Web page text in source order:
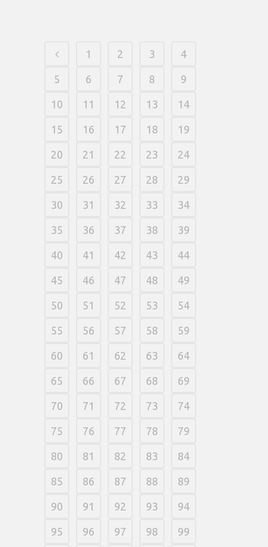
1 2 3 4
5 6 7 8 9
10 11 12 13 14
15 16 17 18 19
20 21 22 23 24
25 26 27 28 29
30 31 32 33 34
35 36 37 38 39
40 41 42 43 44
45 46 47 48 49
50 51 52 53 54
55 56 57 58 59
60 61 62 63 64
65 66 67 68 69
70 71 72 73 74
75 76 77 78 79
80 81 82 83 84
85 86 87 88 89
90 91 92 93 94
95 96 97 98 99